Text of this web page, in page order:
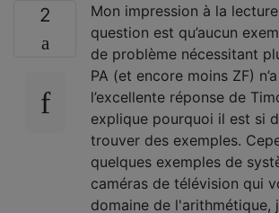
2
Mon impression à la
question est qu’aucun
de problème nécessitant
PA (et encore moins ZF)
l’excellente réponse de
explique pourquoi il est si
trouver des exemples.
quelques exemples de
caméras de télévision qui
domaine de l'arithmétique,